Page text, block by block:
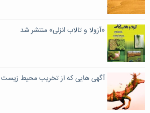
«آزولا و تالاب انزلی» منتشر شد
آگهی هایی که از تخریب محیط زیست